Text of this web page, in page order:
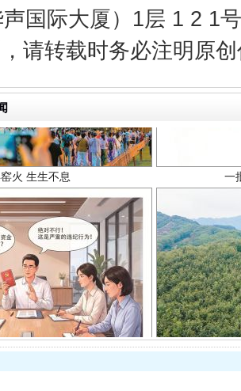
国际大厦）1层 1 2 1
请转载时务必注明原
金库”的免责幌子